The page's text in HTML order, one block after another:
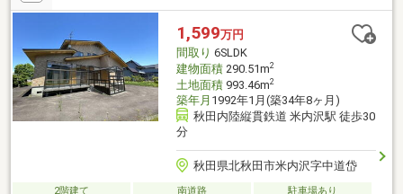
取変更、玄関扉交換、室内ドア交換、床材上張り、シューズボッ
クス交換、クロス張替え●その他設備給湯器交換、インターホン
設置、火災警報器設置、照明器具交換【おすすめポイント】・本
物件は条件により住宅ロ
1,599万円
間取り 6SLDK
建物面積290.51m2
土地面積993.46m2
築年月 1992年1月(築34年8ヶ月)
秋田内陸縦貫鉄道 米内沢駅 徒歩30
分
秋田県北秋田市米内沢字中道岱
2階建て 南道路 駐車場あり